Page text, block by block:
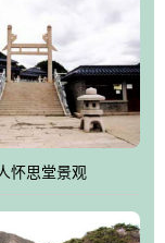
五行相生相克、天
到历史文化中。一
户选位，可依据生
爱好等等。堂中是
渊明"亲戚或余悲，
句。反应了回归大
怀思堂景观